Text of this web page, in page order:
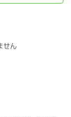
せん